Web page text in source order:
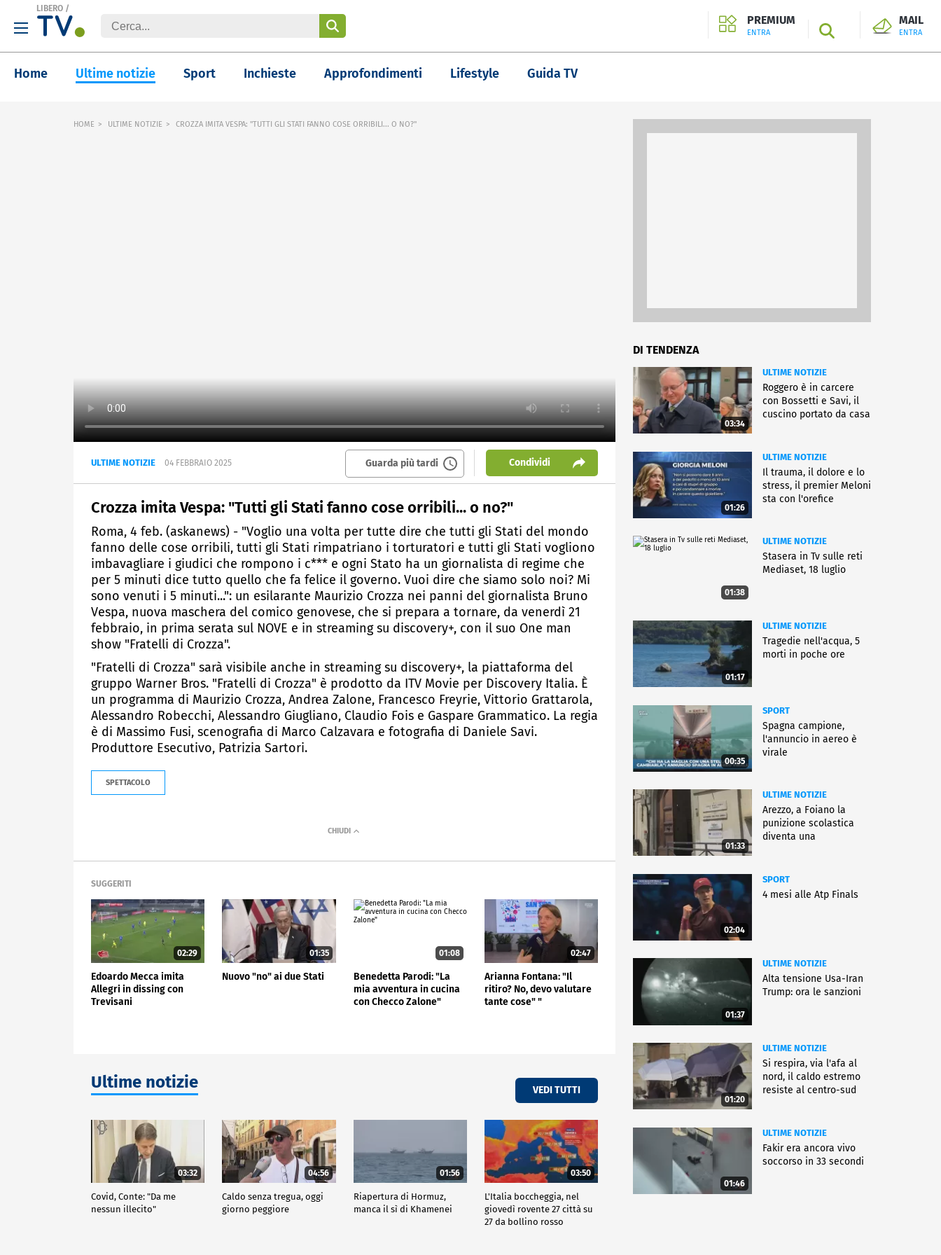
LIBERO /
PREMIUM
ENTRA SEARCH
MAIL
ENTRA
Home Ultime notizie Sport Inchieste Approfondimenti Lifestyle Guida TV
HOME ULTIME NOTIZIE CROZZA IMITA VESPA: "TUTTI GLI STATI FANNO COSE ORRIBILI... O NO?"
ULTIME NOTIZIE 04 FEBBRAIO 2025 Guarda più tardi Condividi
Crozza imita Vespa: "Tutti gli Stati fanno cose orribili... o no?"
Roma, 4 feb. (askanews) - "Voglio una volta per tutte dire che tutti gli Stati del mondo
fanno delle cose orribili, tutti gli Stati rimpatriano i torturatori e tutti gli Stati vogliono
imbavagliare i giudici che rompono i c*** e ogni Stato ha un giornalista di regime che
per 5 minuti dice tutto quello che fa felice il governo. Vuoi dire che siamo solo noi? Mi
sono venuti i 5 minuti...": un esilarante Maurizio Crozza nei panni del giornalista Bruno
Vespa, nuova maschera del comico genovese, che si prepara a tornare, da venerdì 21
febbraio, in prima serata sul NOVE e in streaming su discovery+, con il suo One man
show "Fratelli di Crozza".
"Fratelli di Crozza" sarà visibile anche in streaming su discovery+, la piattaforma del
gruppo Warner Bros. "Fratelli di Crozza" è prodotto da ITV Movie per Discovery Italia. È
un programma di Maurizio Crozza, Andrea Zalone, Francesco Freyrie, Vittorio Grattarola,
Alessandro Robecchi, Alessandro Giugliano, Claudio Fois e Gaspare Grammatico. La regia
è di Massimo Fusi, scenografia di Marco Calzavara e fotografia di Daniele Savi.
Produttore Esecutivo, Patrizia Sartori.
SPETTACOLO
SUGGERITI
02:29
Edoardo Mecca imita
Allegri in dissing con
Trevisani
01:35
Nuovo "no" ai due Stati
01:08
Benedetta Parodi: "La
mia avventura in cucina
con Checco Zalone"
02:47
Arianna Fontana: "Il
ritiro? No, devo valutare
tante cose" "
Ultime notizie VEDI TUTTI
03:32
Covid, Conte: "Da me
nessun illecito"
04:56
Caldo senza tregua, oggi
giorno peggiore
01:56
Riapertura di Hormuz,
manca il sì di Khamenei
03:50
L'Italia boccheggia, nel
giovedì rovente 27 città su
27 da bollino rosso
DI TENDENZA
03:34
ULTIME NOTIZIE
Roggero è in carcere
con Bossetti e Savi, il
cuscino portato da casa
01:26
ULTIME NOTIZIE
Il trauma, il dolore e lo
stress, il premier Meloni
sta con l'orefice
01:38
ULTIME NOTIZIE
Stasera in Tv sulle reti
Mediaset, 18 luglio
01:17
ULTIME NOTIZIE
Tragedie nell'acqua, 5
morti in poche ore
00:35
SPORT
Spagna campione,
l'annuncio in aereo è
virale
01:33
ULTIME NOTIZIE
Arezzo, a Foiano la
punizione scolastica
diventa una
02:04
SPORT
4 mesi alle Atp Finals
01:37
ULTIME NOTIZIE
Alta tensione Usa-Iran
Trump: ora le sanzioni
01:20
ULTIME NOTIZIE
Si respira, via l'afa al
nord, il caldo estremo
resiste al centro-sud
01:46
ULTIME NOTIZIE
Fakir era ancora vivo
soccorso in 33 secondi